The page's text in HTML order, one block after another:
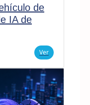
de
IA de
Ver